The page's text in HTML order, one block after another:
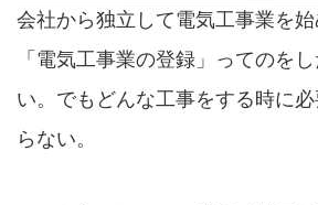
会社から独立して電気工事業を始
「電気工事業の登録」ってのを
い。でもどんな工事をする時に
らない。